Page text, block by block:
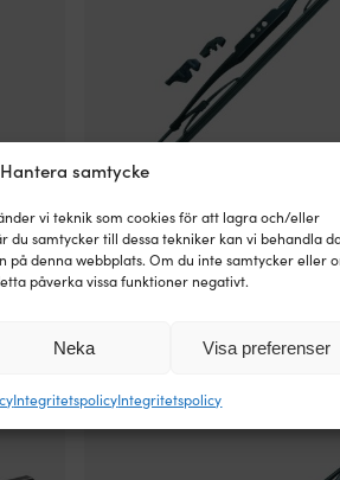
Hantera samtycke
vi teknik som cookies för att lagra och/eller
du samtycker till dessa tekniker kan vi behandla
på denna webbplats. Om du inte samtycker eller
påverka vissa funktioner negativt.
Neka Visa preferenser
IntegritetspolicyIntegritetspolicy
KÖPAS)
Torkarblad båt Roca Wiper
(standard), passar W10, W12 &
2 I LAGER